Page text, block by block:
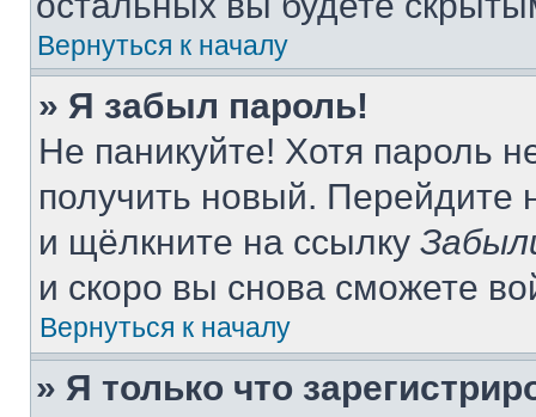
Вернуться к началу
» Я забыл пароль!
Не паникуйте! Хотя пароль
получить новый. Перейдите
и щёлкните на ссылку
и скоро вы снова сможете
Вернуться к началу
» Я только что